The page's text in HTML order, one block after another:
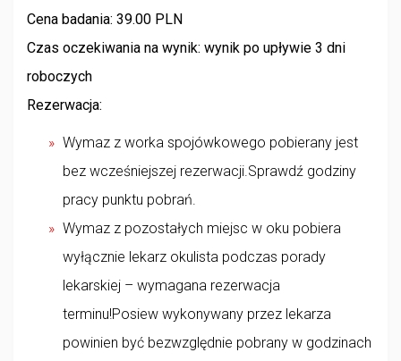
Cena badania: 39.00 PLN
Czas oczekiwania na wynik: wynik po upływie 3 dni
roboczych
Rezerwacja:
Wymaz z worka spojówkowego pobierany jest
bez wcześniejszej rezerwacji.Sprawdź godziny
pracy punktu pobrań.
Wymaz z pozostałych miejsc w oku pobiera
wyłącznie lekarz okulista podczas porady
lekarskiej – wymagana rezerwacja
terminu!Posiew wykonywany przez lekarza
powinien być bezwzględnie pobrany w godzinach